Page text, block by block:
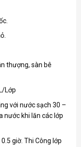
thượng, sàn bê
Lớp
với nước sạch 30 –
nước khi lăn các lớp
giờ. Thi Công lớp